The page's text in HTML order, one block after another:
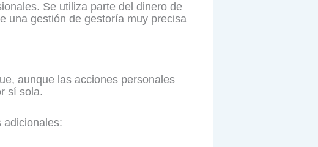
Se utiliza parte del dinero de
una gestión de gestoría muy precisa
aunque las acciones personales
sí sola.
adicionales: